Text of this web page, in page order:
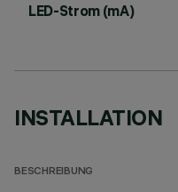
LED-Strom (mA)
INSTALLATION
BESCHREIBUNG